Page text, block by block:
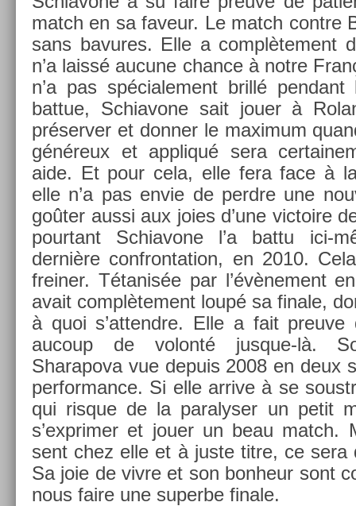
match en sa faveur. Le match con­tre
sans bavures. Elle a com­plète­ment
n’a laissé aucune chan­ce à notre
n’a pas spéciale­ment brillé
bat­tue, Schiavone sait jouer à
préserv­er et donn­er le maxi­mum
généreux et appliqué sera
aide. Et pour cela, elle fera face à
elle n’a pas envie de per­dre une
goûter aussi aux joies d’une vic­toire
pour­tant Schiavone l’a battu ici-
dernière con­fron­ta­tion, en 2010.
frein­er. Tétanisée par l’évène­ment
avait com­plète­ment loupé sa fin­ale,
à quoi s’at­tendre. Elle a fait
aucoup de volonté jusque-là.
Sharapova vue de­puis 2008 en deux
per­for­mance. Si elle ar­rive à se
qui ris­que de la para­lys­er un petit
s’exprim­er et jouer un beau match.
sent chez elle et à juste titre, ce sera
Sa joie de vivre et son bon­heur sont
nous faire une super­be fin­ale.